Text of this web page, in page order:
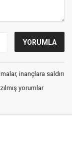
inançlara saldırı
yorumlar